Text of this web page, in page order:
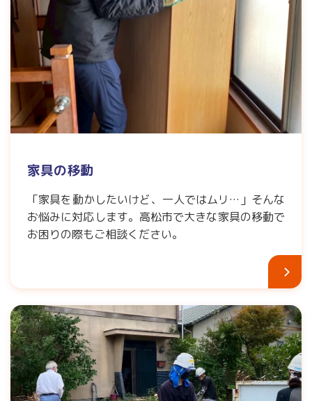
家具の移動
「家具を動かしたいけど、一人ではムリ…」そんな
お悩みに対応します。高松市で大きな家具の移動で
お困りの際もご相談ください。